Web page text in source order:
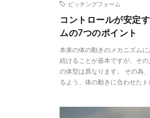
ピッチングフォーム
コントロールが安定
ムの7つのポイント
本来の体の動きのメカニズムに
続けることが基本ですが、そ
の体型は異なります。 その為
るよう、体の動きに合わせた